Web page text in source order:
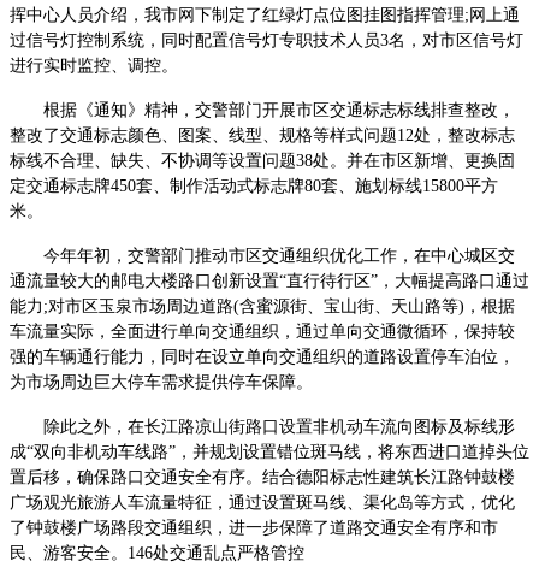
挥中心人员介绍，我市网下制定了红绿灯点位图挂图指挥管理;网上通
过信号灯控制系统，同时配置信号灯专职技术人员3名，对市区信号灯
进行实时监控、调控。
根据《通知》精神，交警部门开展市区交通标志标线排查整改，
整改了交通标志颜色、图案、线型、规格等样式问题12处，整改标志
标线不合理、缺失、不协调等设置问题38处。并在市区新增、更换固
定交通标志牌450套、制作活动式标志牌80套、施划标线15800平方
米。
今年年初，交警部门推动市区交通组织优化工作，在中心城区交
通流量较大的邮电大楼路口创新设置“直行待行区”，大幅提高路口通过
能力;对市区玉泉市场周边道路(含蜜源街、宝山街、天山路等)，根据
车流量实际，全面进行单向交通组织，通过单向交通微循环，保持较
强的车辆通行能力，同时在设立单向交通组织的道路设置停车泊位，
为市场周边巨大停车需求提供停车保障。
除此之外，在长江路凉山街路口设置非机动车流向图标及标线形
成“双向非机动车线路”，并规划设置错位斑马线，将东西进口道掉头位
置后移，确保路口交通安全有序。结合德阳标志性建筑长江路钟鼓楼
广场观光旅游人车流量特征，通过设置斑马线、渠化岛等方式，优化
了钟鼓楼广场路段交通组织，进一步保障了道路交通安全有序和市
民、游客安全。146处交通乱点严格管控